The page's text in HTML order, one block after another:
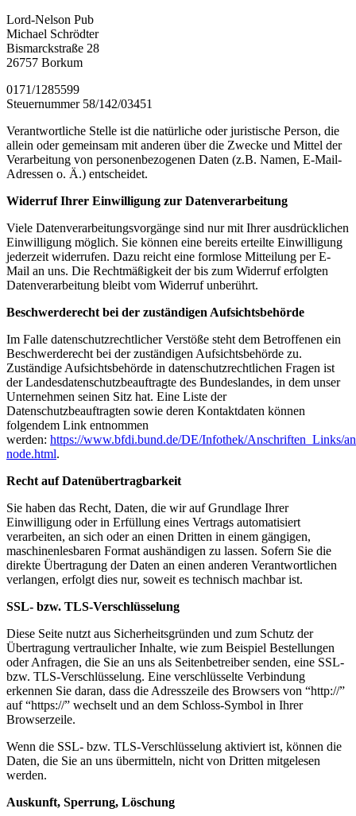
Lord-Nelson Pub
Michael Schrödter
Bismarckstraße 28
26757 Borkum
0171/1285599
Steuernummer 58/142/03451
Verantwortliche Stelle ist die natürliche oder juristische Person, die
allein oder gemeinsam mit anderen über die Zwecke und Mittel der
Verarbeitung von personenbezogenen Daten (z.B. Namen, E-Mail-
Adressen o. Ä.) entscheidet.
Widerruf Ihrer Einwilligung zur Datenverarbeitung
Viele Datenverarbeitungsvorgänge sind nur mit Ihrer ausdrücklichen
Einwilligung möglich. Sie können eine bereits erteilte Einwilligung
jederzeit widerrufen. Dazu reicht eine formlose Mitteilung per E-
Mail an uns. Die Rechtmäßigkeit der bis zum Widerruf erfolgten
Datenverarbeitung bleibt vom Widerruf unberührt.
Beschwerderecht bei der zuständigen Aufsichtsbehörde
Im Falle datenschutzrechtlicher Verstöße steht dem Betroffenen ein
Beschwerderecht bei der zuständigen Aufsichtsbehörde zu.
Zuständige Aufsichtsbehörde in datenschutzrechtlichen Fragen ist
der Landesdatenschutzbeauftragte des Bundeslandes, in dem unser
Unternehmen seinen Sitz hat. Eine Liste der
Datenschutzbeauftragten sowie deren Kontaktdaten können
folgendem Link entnommen
werden: https://www.bfdi.bund.de/DE/Infothek/Anschriften_Links/
node.html.
Recht auf Datenübertragbarkeit
Sie haben das Recht, Daten, die wir auf Grundlage Ihrer
Einwilligung oder in Erfüllung eines Vertrags automatisiert
verarbeiten, an sich oder an einen Dritten in einem gängigen,
maschinenlesbaren Format aushändigen zu lassen. Sofern Sie die
direkte Übertragung der Daten an einen anderen Verantwortlichen
verlangen, erfolgt dies nur, soweit es technisch machbar ist.
SSL- bzw. TLS-Verschlüsselung
Diese Seite nutzt aus Sicherheitsgründen und zum Schutz der
Übertragung vertraulicher Inhalte, wie zum Beispiel Bestellungen
oder Anfragen, die Sie an uns als Seitenbetreiber senden, eine SSL-
bzw. TLS-Verschlüsselung. Eine verschlüsselte Verbindung
erkennen Sie daran, dass die Adresszeile des Browsers von “http://”
auf “https://” wechselt und an dem Schloss-Symbol in Ihrer
Browserzeile.
Wenn die SSL- bzw. TLS-Verschlüsselung aktiviert ist, können die
Daten, die Sie an uns übermitteln, nicht von Dritten mitgelesen
werden.
Auskunft, Sperrung, Löschung